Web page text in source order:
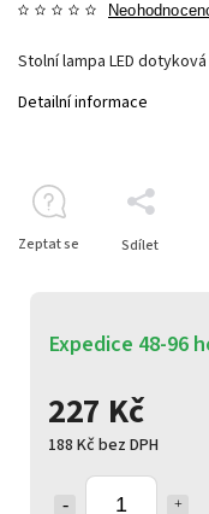
227 Kč
188 Kč bez DPH
Expedice 48-96
Stolní lampa LED dotyková
Detailní informace
Zeptat se Sdílet